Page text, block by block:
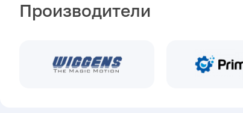
Производители